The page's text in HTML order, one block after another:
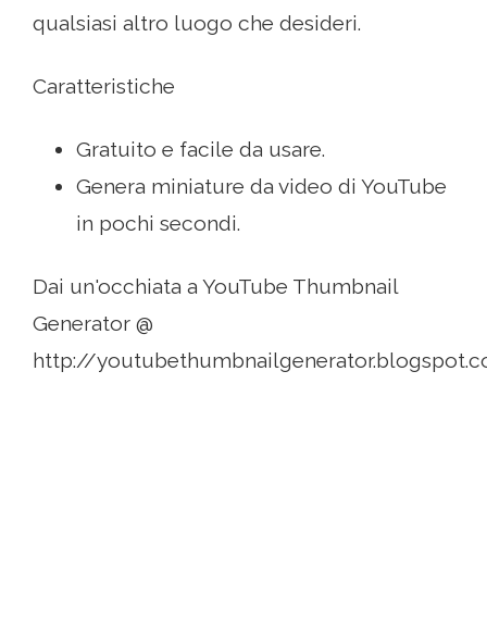
qualsiasi altro luogo che desideri.
Caratteristiche
Gratuito e facile da usare.
Genera miniature da video di YouTube
in pochi secondi.
Dai un'occhiata a YouTube Thumbnail
Generator @
http://